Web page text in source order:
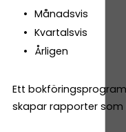
Månadsvis
Kvartalsvis
Årligen
Ett
skapar rapporter som